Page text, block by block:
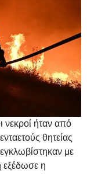
νεκροί ήταν από
θητείας
με
εξέδωσε η